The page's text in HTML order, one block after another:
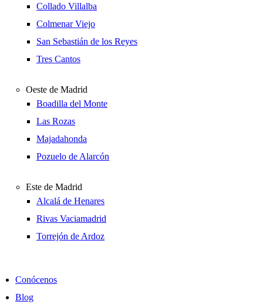
Collado Villalba
Colmenar Viejo
San Sebastián de los Reyes
Tres Cantos
Oeste de Madrid
Boadilla del Monte
Las Rozas
Majadahonda
Pozuelo de Alarcón
Este de Madrid
Alcalá de Henares
Rivas Vaciamadrid
Torrejón de Ardoz
Conócenos
Blog